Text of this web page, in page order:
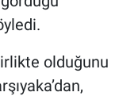
olduğunu